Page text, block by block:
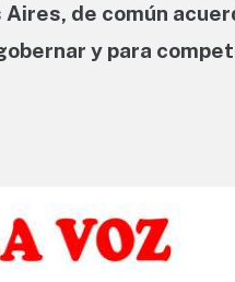
de común
y para